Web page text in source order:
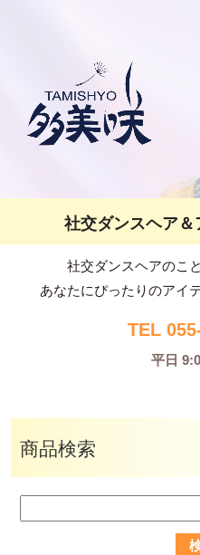
社交ダンスヘア
社交ダンスヘアのこ
あなたにぴったりのアイ
TEL
平日
商品検索